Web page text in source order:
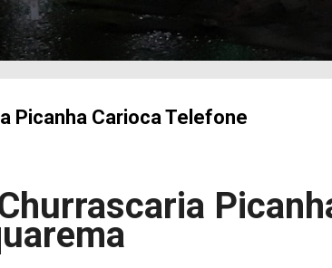
Picanha Carioca Telefone